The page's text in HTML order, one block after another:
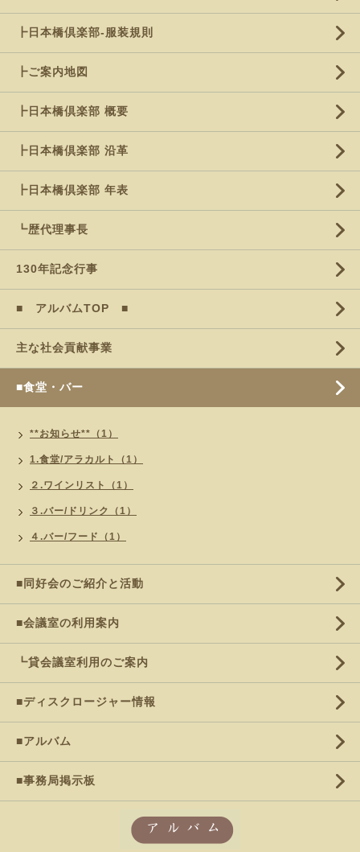
┣日本橋倶楽部-服装規則
┣ご案内地図
┣日本橋倶楽部 概要
┣日本橋倶楽部 沿革
┣日本橋倶楽部 年表
┗歴代理事長
130年記念行事
■ アルバムTOP ■
主な社会貢献事業
■食堂・バー
**お知らせ**（1）
1.食堂/アラカルト（1）
２.ワインリスト（1）
３.バー/ドリンク（1）
４.バー/フード（1）
■同好会のご紹介と活動
■会議室の利用案内
┗貸会議室利用のご案内
■ディスクロージャー情報
■アルバム
■事務局掲示板